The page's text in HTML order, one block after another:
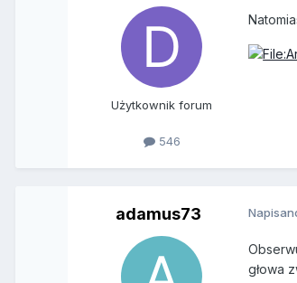
Użytkownik forum
546
adamus73
głowa